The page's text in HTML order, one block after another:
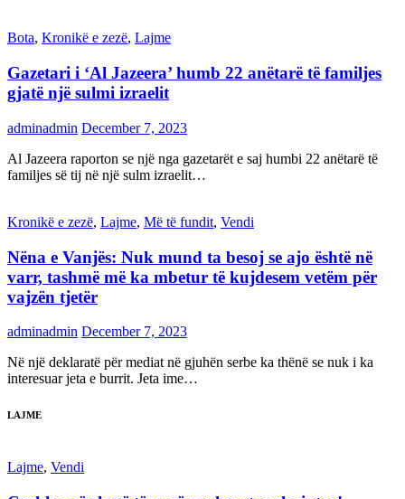
Bota, Kronikë e zezë, Lajme
Gazetari i ‘Al Jazeera’ humb 22 anëtarë të familjes
gjatë një sulmi izraelit
adminadmin December 7, 2023
Al Jazeera raporton se një nga gazetarët e saj humbi 22 anëtarë të
familjes së tij në një sulm izraelit…
Kronikë e zezë, Lajme, Më të fundit, Vendi
Nëna e Vanjës: Nuk mund ta besoj se ajo është në
varr, tashmë më ka mbetur të kujdesem vetëm për
vajzën tjetër
adminadmin December 7, 2023
Në një deklaratë për mediat në gjuhën serbe ka thënë se nuk i ka
interesuar jeta e burrit. Jeta ime…
LAJME
Lajme, Vendi